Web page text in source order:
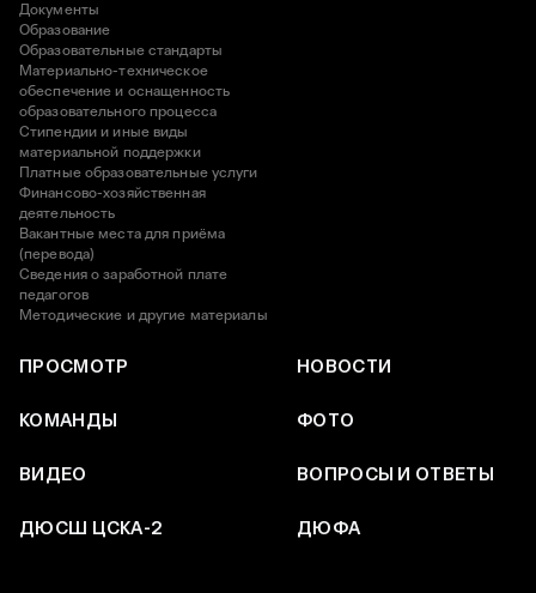
Документы
Образование
Образовательные стандарты
Материально-техническое
обеспечение и оснащенность
образовательного процесса
Стипендии и иные виды
материальной поддержки
Платные образовательные услуги
Финансово-хозяйственная
деятельность
Вакантные места для приёма
(перевода)
Сведения о заработной плате
педагогов
Методические и другие материалы
ПРОСМОТР НОВОСТИ
КОМАНДЫ ФОТО
ВИДЕО ВОПРОСЫ И ОТВЕТЫ
ДЮСШ ЦСКА-2 ДЮФА